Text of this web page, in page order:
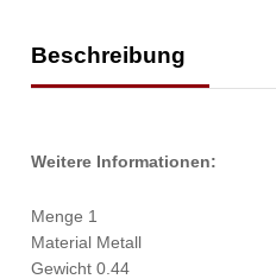
Beschreibung
Weitere Informationen:
Menge 1
Material Metall
Gewicht 0.44